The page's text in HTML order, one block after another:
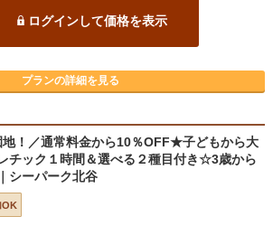
ログインして価格を表示
プランの詳細を見る
地！／通常料金から10％OFF★子どもから大
チック１時間＆選べる２種目付き☆3歳から
シーパーク北谷
OK